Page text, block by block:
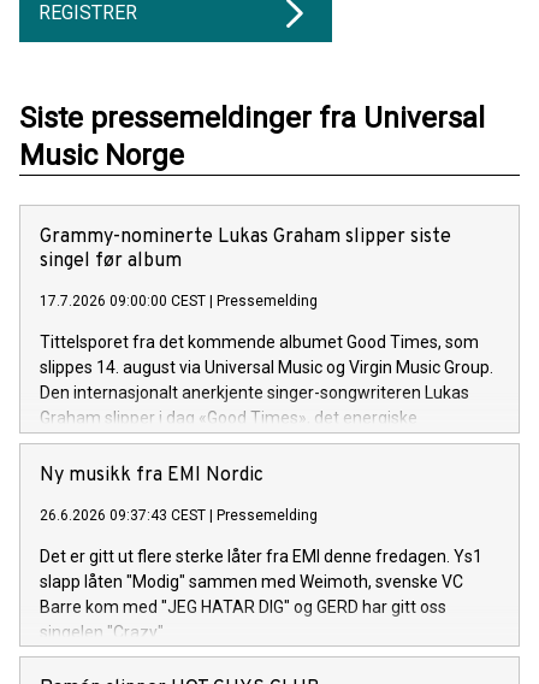
REGISTRER
Siste pressemeldinger fra Universal
Music Norge
Grammy-nominerte Lukas Graham slipper siste
singel før album
17.7.2026 09:00:00 CEST Pressemelding
Tittelsporet fra det kommende albumet Good Times, som
slippes 14. august via Universal Music og Virgin Music Group.
Den internasjonalt anerkjente singer-songwriteren Lukas
Graham slipper i dag «Good Times», det energiske
tittelsporet og åpningslåten fra hans kommende album
Good Times. Albumet består av 13 spor og utgis 14. august.
Ny musikk fra EMI Nordic
26.6.2026 09:37:43 CEST Pressemelding
Det er gitt ut flere sterke låter fra EMI denne fredagen. Ys1
slapp låten "Modig" sammen med Weimoth, svenske VC
Barre kom med "JEG HATAR DIG" og GERD har gitt oss
singelen "Crazy".